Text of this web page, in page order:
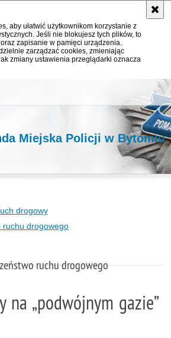
aby ułatwić użytkownikom korzystanie z
Jeśli nie blokujesz tych plików, to
zapisanie w pamięci urządzenia.
zarządzać cookies, zmieniając
zmiany ustawienia przeglądarki oznacza
Miejska Policji w Bytomiu
drogowy
ruchu drogowego
ruchu drogowego
na „podwójnym gazie”